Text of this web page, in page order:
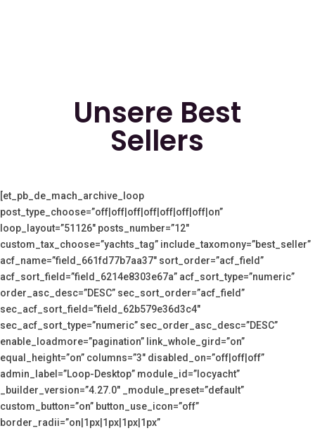
Unsere Best
Sellers
[et_pb_de_mach_archive_loop
post_type_choose=”off|off|off|off|off|off|off|on”
loop_layout=”51126″ posts_number=”12″
custom_tax_choose=”yachts_tag” include_taxomony=”best_seller”
acf_name=”field_661fd77b7aa37″ sort_order=”acf_field”
acf_sort_field=”field_6214e8303e67a” acf_sort_type=”numeric”
order_asc_desc=”DESC” sec_sort_order=”acf_field”
sec_acf_sort_field=”field_62b579e36d3c4″
sec_acf_sort_type=”numeric” sec_order_asc_desc=”DESC”
enable_loadmore=”pagination” link_whole_gird=”on”
equal_height=”on” columns=”3″ disabled_on=”off|off|off”
admin_label=”Loop-Desktop” module_id=”locyacht”
_builder_version=”4.27.0″ _module_preset=”default”
custom_button=”on” button_use_icon=”off”
border_radii=”on|1px|1px|1px|1px”